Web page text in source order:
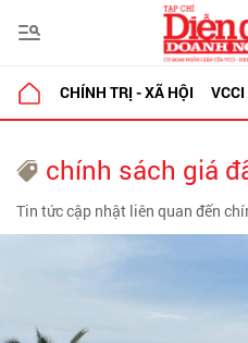
CHÍNH TRỊ - XÃ HỘI VCCI
chính sách giá
Tin tức cập nhật liên quan đến